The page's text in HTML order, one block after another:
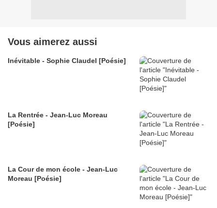
Vous aimerez aussi
Inévitable - Sophie Claudel [Poésie]
La Rentrée - Jean-Luc Moreau
[Poésie]
La Cour de mon école - Jean-Luc
Moreau [Poésie]